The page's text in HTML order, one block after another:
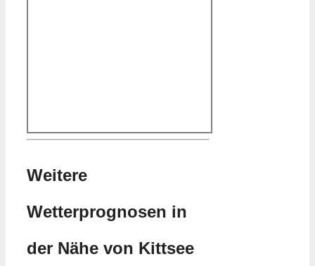
Weitere
Wetterprognosen in
der Nähe von Kittsee